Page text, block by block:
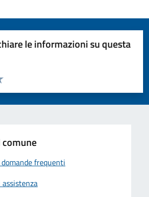
le informazioni su questa
pagina
5 stelle su 5
4 stelle su 5
su 5
su 5
frequenti
assistenza